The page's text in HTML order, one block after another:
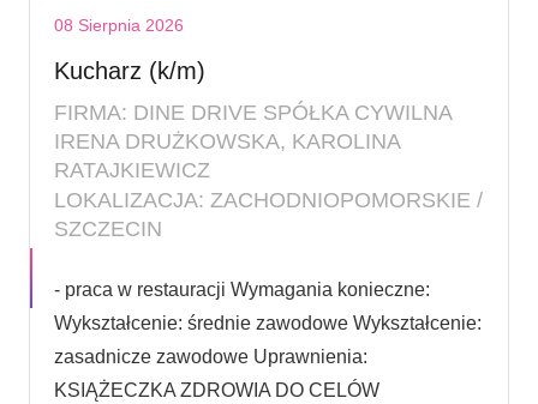
08 Sierpnia 2026
Kucharz (k/m)
FIRMA: DINE DRIVE SPÓŁKA CYWILNA
IRENA DRUŻKOWSKA, KAROLINA
RATAJKIEWICZ
LOKALIZACJA: ZACHODNIOPOMORSKIE /
SZCZECIN
- praca w restauracji Wymagania konieczne:
Wykształcenie: średnie zawodowe Wykształcenie:
zasadnicze zawodowe Uprawnienia:
KSIĄŻECZKA ZDROWIA DO CELÓW